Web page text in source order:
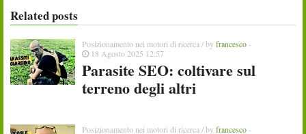
Related posts
Posizionamento nei motori di ricerca/ by francesco-
18 Agosto 2025 12:57
Parasite SEO: coltivare sul
terreno degli altri
Posizionamento nei motori di ricerca/ by francesco-